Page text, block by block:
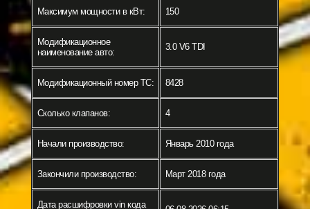
Максимум мощности в кВт: 150
Модификационное
наименование авто:
3.0 V6 TDI
Модификационный номер ТС: 8428
Сколько клапанов: 4
Начали производство: Январь 2010 года
Закончили производство: Март 2018 года
Дата расшифровки vin кода